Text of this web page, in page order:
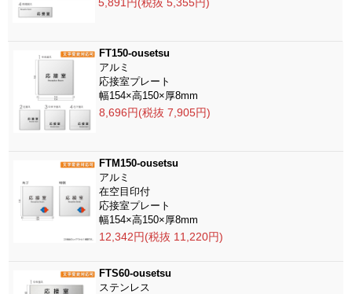
FT150-ousetsu
アルミ
応接室プレート
幅154×高150×厚8mm
8,696円(税抜 7,905円)
FTM150-ousetsu
アルミ
在空目印付
応接室プレート
幅154×高150×厚8mm
12,342円(税抜 11,220円)
FTS60-ousetsu
ステンレス